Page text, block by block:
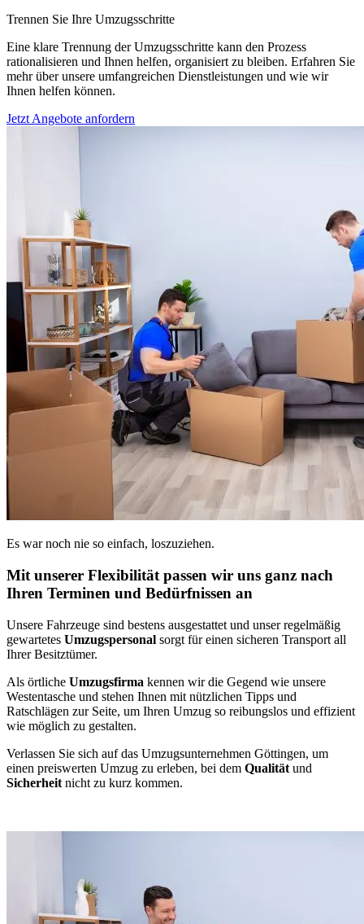
Trennen Sie Ihre Umzugsschritte
Eine klare Trennung der Umzugsschritte kann den Prozess
rationalisieren und Ihnen helfen, organisiert zu bleiben. Erfahren Sie
mehr über unsere umfangreichen Dienstleistungen und wie wir
Ihnen helfen können.
Jetzt Angebote anfordern
Es war noch nie so einfach, loszuziehen.
Mit unserer Flexibilität passen wir uns ganz nach
Ihren Terminen und Bedürfnissen an
Unsere Fahrzeuge sind bestens ausgestattet und unser regelmäßig
gewartetes Umzugspersonal sorgt für einen sicheren Transport all
Ihrer Besitztümer.
Als örtliche Umzugsfirma kennen wir die Gegend wie unsere
Westentasche und stehen Ihnen mit nützlichen Tipps und
Ratschlägen zur Seite, um Ihren Umzug so reibungslos und effizient
wie möglich zu gestalten.
Verlassen Sie sich auf das Umzugsunternehmen Göttingen, um
einen preiswerten Umzug zu erleben, bei dem Qualität und
Sicherheit nicht zu kurz kommen.